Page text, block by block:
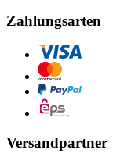
Zahlungsarten
Versandpartner